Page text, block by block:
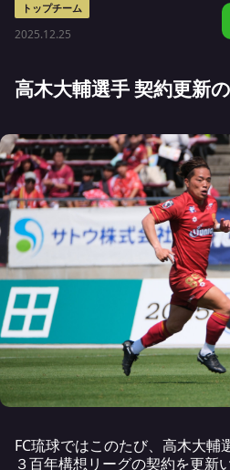
トップチーム
2025.12.25
高木大輔選手 契約更新
FC琉球ではこのたび、高木大輔
３百年構想リーグの契約を更新